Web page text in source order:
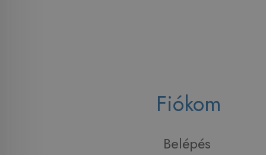
Fiókom
Belépés